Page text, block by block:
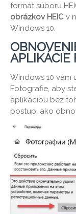
formát súboru
obrázkov HEIC v
Windows 10.
APLIKÁCIE
Windows 10 vám
Fotografie, aby
aplikáciou bez
postup, ako